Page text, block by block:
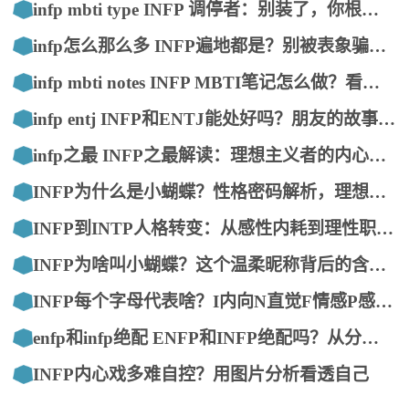
infp mbti type INFP 调停者：别装了，你根本不用“合群”
infp怎么那么多 INFP遍地都是？别被表象骗了，这才是真相
infp mbti notes INFP MBTI笔记怎么做？看这篇就够啦！
infp entj INFP和ENTJ能处好吗？朋友的故事让我看懂了
infp之最 INFP之最解读：理想主义者的内心世界与独特之处
INFP为什么是小蝴蝶？性格密码解析，理想主义者的蜕变之路
INFP到INTP人格转变：从感性内耗到理性职场突破
INFP为啥叫小蝴蝶？这个温柔昵称背后的含义和由来
INFP每个字母代表啥？I内向N直觉F情感P感知，详解调停者性格
enfp和infp绝配 ENFP和INFP绝配吗？从分手边缘到天生一对的真相
INFP内心戏多难自控？用图片分析看透自己